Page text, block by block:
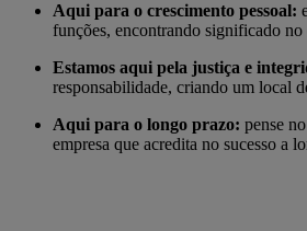
Aqui para o crescimento pessoal:
funções, encontrando significado no
Estamos aqui pela justiça e
responsabilidade, criando um local
Aqui para o longo prazo: pense
empresa que acredita no sucesso a